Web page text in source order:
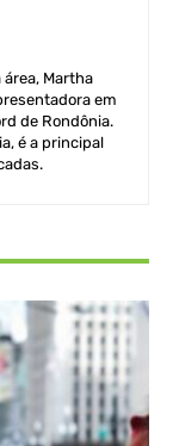
Martha
em
de Rondônia.
é a principal